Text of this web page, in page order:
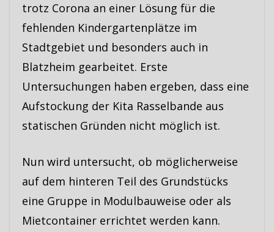
trotz Corona an einer Lösung für die
fehlenden Kindergartenplätze im
Stadtgebiet und besonders auch in
Blatzheim gearbeitet. Erste
Untersuchungen haben ergeben, dass eine
Aufstockung der Kita Rasselbande aus
statischen Gründen nicht möglich ist.
Nun wird untersucht, ob möglicherweise
auf dem hinteren Teil des Grundstücks
eine Gruppe in Modulbauweise oder als
Mietcontainer errichtet werden kann.